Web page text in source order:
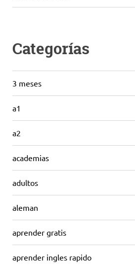
Categorías
3 meses
a1
a2
academias
adultos
aleman
aprender gratis
aprender ingles rapido